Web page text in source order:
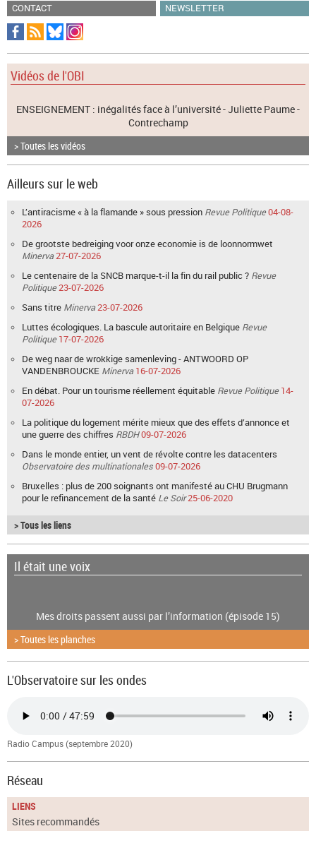
CONTACT
NEWSLETTER
Vidéos de l'OBI
ENSEIGNEMENT : inégalités face à l’université - Juliette Paume -
Contrechamp
> Toutes les vidéos
Ailleurs sur le web
L’antiracisme « à la flamande » sous pression Revue Politique04-08-
2026
De grootste bedreiging voor onze economie is de loonnormwet
Minerva27-07-2026
Le centenaire de la SNCB marque-t-il la fin du rail public ? Revue
Politique23-07-2026
Sans titre Minerva23-07-2026
Luttes écologiques. La bascule autoritaire en Belgique Revue
Politique 17-07-2026
De weg naar de wrokkige samenleving - ANTWOORD OP
VANDENBROUCKE Minerva 16-07-2026
En débat. Pour un tourisme réellement équitable Revue Politique 14-
07-2026
La politique du logement mérite mieux que des effets d’annonce et
une guerre des chiffres RBDH09-07-2026
Dans le monde entier, un vent de révolte contre les datacenters
Observatoire des multinationales09-07-2026
Bruxelles : plus de 200 soignants ont manifesté au CHU Brugmann
pour le refinancement de la santé Le Soir25-06-2020
> Tous les liens
Il était une voix
Mes droits passent aussi par l’information (épisode 15)
> Toutes les planches
L'Observatoire sur les ondes
Radio Campus (septembre 2020)
Réseau
LIENS
Sites recommandés